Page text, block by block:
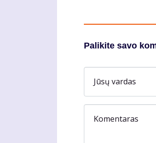
Palikite savo
Jūsų vardas
Komentaras